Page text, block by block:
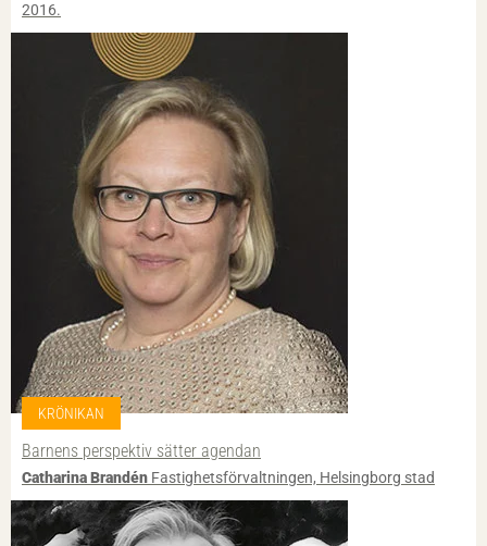
2016.
KRÖNIKAN
Barnens perspektiv sätter agendan
Catharina Brandén Fastighetsförvaltningen, Helsingborg stad